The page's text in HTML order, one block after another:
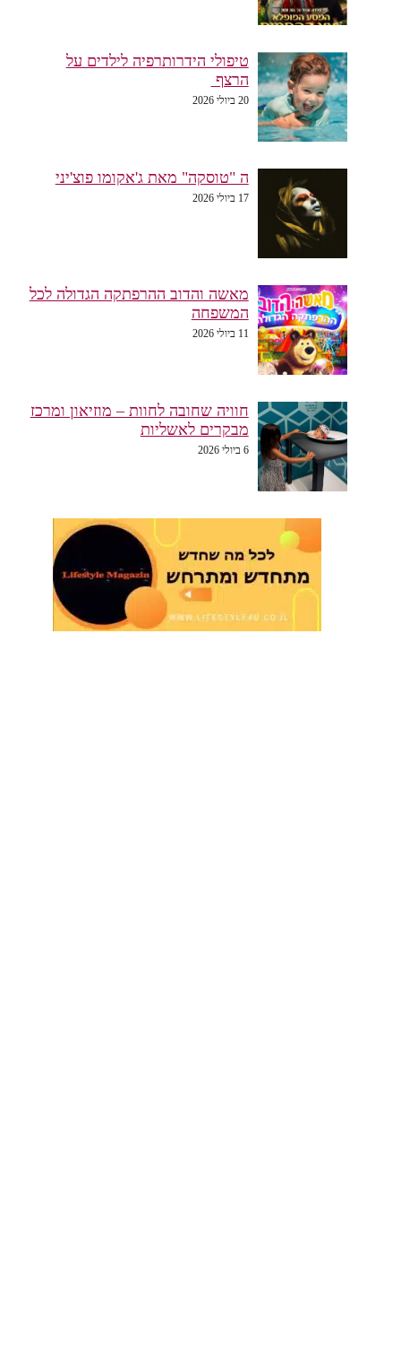
טיפולי הידרותרפיה לילדים על
הרצף
20 ביולי 2026
ה "טוסקה" מאת ג'אקומו פוצ'יני
17 ביולי 2026
מאשה והדוב ההרפתקה הגדולה לכל
המשפחה
11 ביולי 2026
חוויה שחובה לחוות – מוזיאון ומרכז
מבקרים לאשליות
6 ביולי 2026